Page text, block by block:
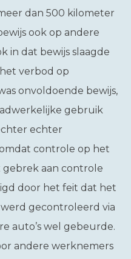
dan 500 kilometer
ook op andere
in dat bewijs slaagde
verbod op
onvoldoende bewijs,
gebruik
echter
controle op het
aan controle
door het feit dat het
gecontroleerd via
auto’s wel gebeurde.
andere werknemers